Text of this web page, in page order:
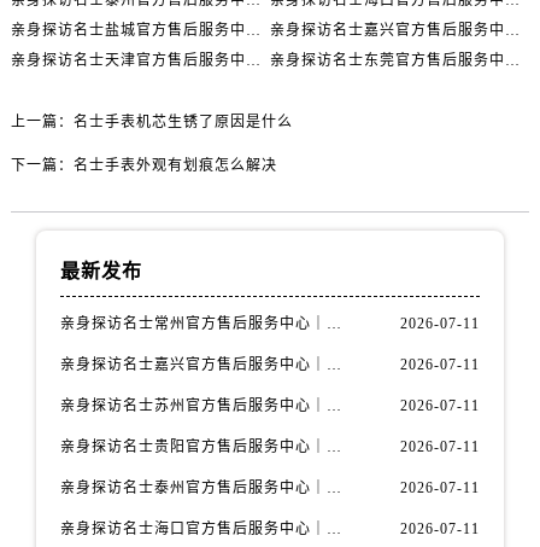
辽宁省丹东市振兴区七经街名士售后服务中心（需提前预约）
辽宁省盘锦市兴隆台区石油大街名士售后服务中心（需提前预约）
北京市东城区东长安街1号王府井东方广场W3座6层602室名士售后服务中心（需提前预约）
亲身探访名士盐城官方售后服务中心｜完整地址与联系电话（2026年7月最新）
亲身探访名士嘉兴官方售后服务中心｜全新维修门店地址及电话（2026年7月最新）
亲身探访名士天津官方售后服务中心｜网点地址及售后热线（2026年7月最新）
亲身探访名士东莞官方售后服务中心｜最新电话和维修地址（2026年7月最新）
上一篇： 名士手表机芯生锈了原因是什么
下一篇： 名士手表外观有划痕怎么解决
最新发布
亲身探访名士常州官方售后服务中心｜全新官方服务电话与地址（2026年7月最新） 2026-07-11
亲身探访名士嘉兴官方售后服务中心｜全新地址和售后电话（2026年7月最新） 2026-07-11
亲身探访名士苏州官方售后服务中心｜服务热线与门店详细地址（2026年7月最新） 2026-07-11
亲身探访名士贵阳官方售后服务中心｜网点地址与电话（2026年7月最新） 2026-07-11
亲身探访名士泰州官方售后服务中心｜最新网点地址及热线（2026年7月最新） 2026-07-11
亲身探访名士海口官方售后服务中心｜全部地址与售后电话（2026年7月最新） 2026-07-11